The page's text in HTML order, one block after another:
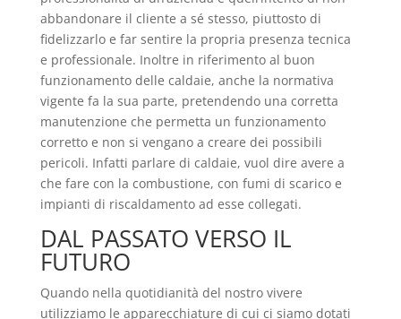
abbandonare il cliente a sé stesso, piuttosto di
fidelizzarlo e far sentire la propria presenza tecnica
e professionale. Inoltre in riferimento al buon
funzionamento delle caldaie, anche la normativa
vigente fa la sua parte, pretendendo una corretta
manutenzione che permetta un funzionamento
corretto e non si vengano a creare dei possibili
pericoli. Infatti parlare di caldaie, vuol dire avere a
che fare con la combustione, con fumi di scarico e
impianti di riscaldamento ad esse collegati.
DAL PASSATO VERSO IL
FUTURO
Quando nella quotidianità del nostro vivere
utilizziamo le apparecchiature di cui ci siamo dotati